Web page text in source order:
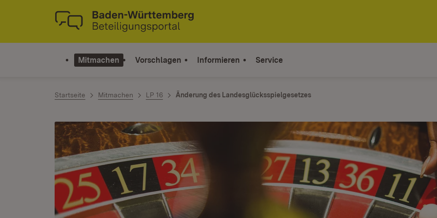
Zum Inhalt springen
Link zur Startseite
Mitmachen Vorschlagen Informieren Service
Startseite Mitmachen LP 16 Änderung des Landesglücksspielgesetzes